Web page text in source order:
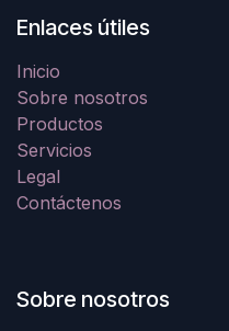
Enlaces útiles
Inicio
Sobre nosotros
Productos
Servicios
Legal
Contáctenos
Sobre nosotros